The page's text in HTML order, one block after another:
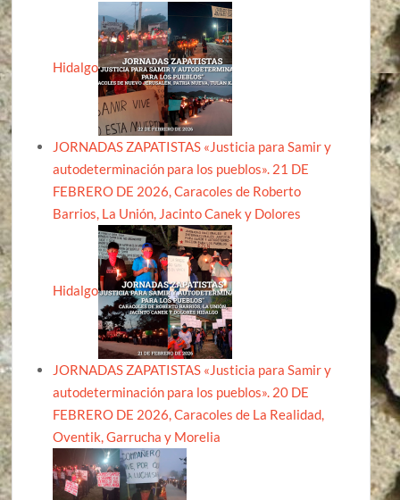
Hidalgo
JORNADAS ZAPATISTAS «Justicia para Samir y
autodeterminación para los pueblos». 21 DE
FEBRERO DE 2026, Caracoles de Roberto
Barrios, La Unión, Jacinto Canek y Dolores
Hidalgo
JORNADAS ZAPATISTAS «Justicia para Samir y
autodeterminación para los pueblos». 20 DE
FEBRERO DE 2026, Caracoles de La Realidad,
Oventik, Garrucha y Morelia